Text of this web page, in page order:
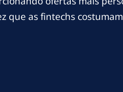
que as fintechs